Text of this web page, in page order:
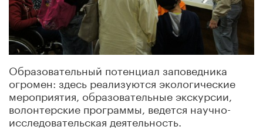
Образовательный потенциал заповедника
огромен: здесь реализуются экологические
мероприятия, образовательные экскурсии,
волонтерские программы, ведется научно-
исследовательская деятельность.